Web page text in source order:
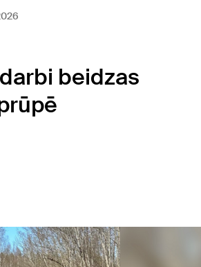
beidzas